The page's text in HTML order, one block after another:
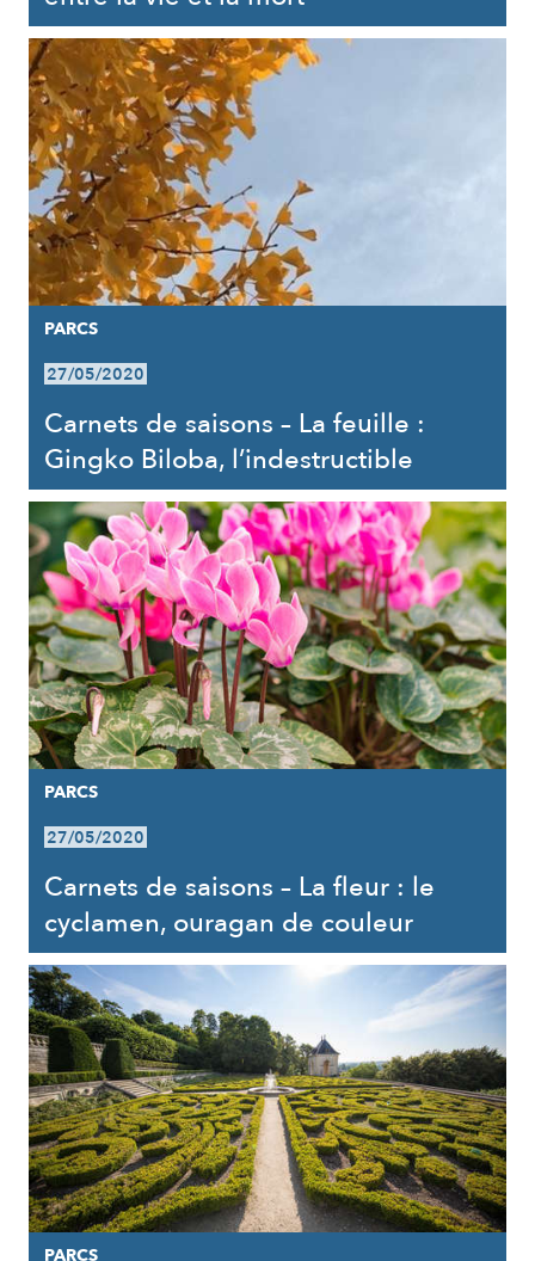
PARCS
27/05/2020
Carnets de saisons – La feuille :
Gingko Biloba, l’indestructible
PARCS
27/05/2020
Carnets de saisons – La fleur : le
cyclamen, ouragan de couleur
PARCS